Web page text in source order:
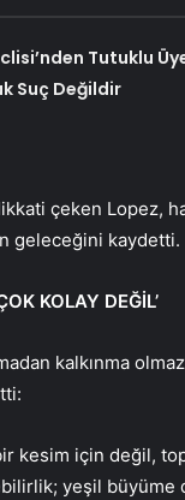
Tutuklu
Suç Değildir
çeken Lopez,
geleceğini kaydetti.
KOLAY DEĞİL’
kalkınma
kesim için değil,
yeşil büyüme